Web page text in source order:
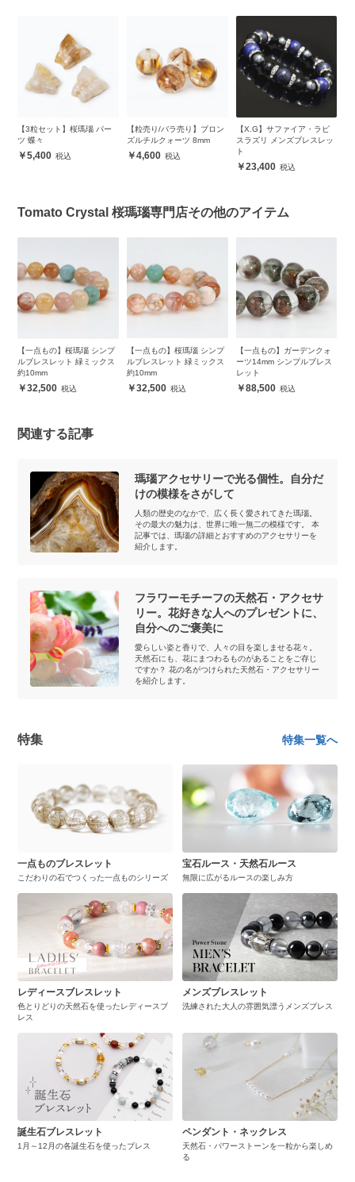
【3粒セット】桜瑪瑙 パー
ツ 蝶々
5,400
【粒売り/バラ売り】ブロン
ズルチルクォーツ 8mm
4,600
【X.G】サファイア・ラピ
スラズリ メンズブレスレッ
ト
23,400
Tomato Crystal 桜瑪瑙専門店その他のアイテム
【一点もの】桜瑪瑙 シンプ
ルブレスレット 緑ミックス
約10mm
32,500
【一点もの】桜瑪瑙 シンプ
ルブレスレット 緑ミックス
約10mm
32,500
【一点もの】ガーデンクォ
ーツ14mm シンプルブレス
レット
88,500
関連する記事
瑪瑙アクセサリーで光る個性。自分だ
けの模様をさがして
人類の歴史のなかで、広く長く愛されてきた瑪瑙。
その最大の魅力は、世界に唯一無二の模様です。 本
記事では、瑪瑙の詳細とおすすめのアクセサリーを
紹介します。
フラワーモチーフの天然石・アクセサ
リー。花好きな人へのプレゼントに、
自分へのご褒美に
愛らしい姿と香りで、人々の目を楽しませる花々。
天然石にも、花にまつわるものがあることをご存じ
ですか？ 花の名がつけられた天然石・アクセサリー
を紹介します。
特集 特集一覧へ
一点ものブレスレット
こだわりの石でつくった一点ものシリーズ
宝石ルース・天然石ルース
無限に広がるルースの楽しみ方
レディースブレスレット
色とりどりの天然石を使ったレディースブ
レス
メンズブレスレット
洗練された大人の雰囲気漂うメンズブレス
誕生石ブレスレット
1月～12月の各誕生石を使ったブレス
ペンダント・ネックレス
天然石・パワーストーンを一粒から楽しめ
る